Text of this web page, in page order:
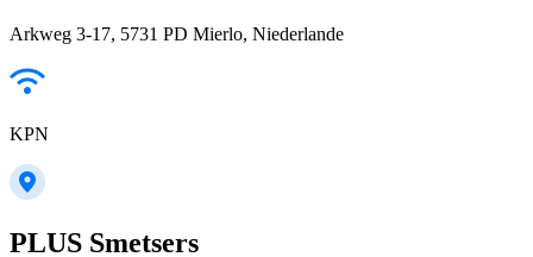
Arkweg 3-17, 5731 PD Mierlo, Niederlande
KPN
PLUS Smetsers